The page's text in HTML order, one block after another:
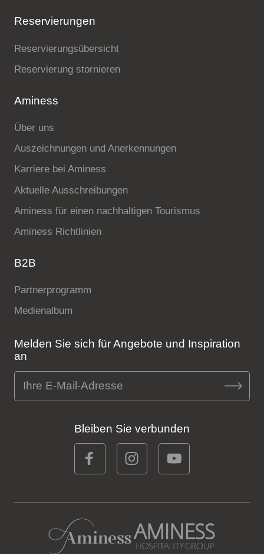
Reservierungen
Reservierungsübersicht
Reservierung stornieren
Aminess
Über uns
Auszeichnungen und Anerkennungen
Karriere bei Aminess
Aktuelle Ausschreibungen
Aminess für einen nachhaltigen Tourismus
Aminess Richtlinien
B2B
Partnerprogramm
Medienalbum
Melden Sie sich für Angebote und Inspiration
an
Bleiben Sie verbunden